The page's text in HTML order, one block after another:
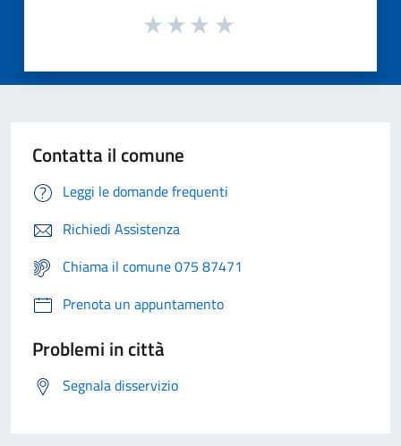
Contatta il comune
Leggi le domande frequenti
Richiedi Assistenza
Chiama il comune 075 87471
Prenota un appuntamento
Problemi in città
Segnala disservizio